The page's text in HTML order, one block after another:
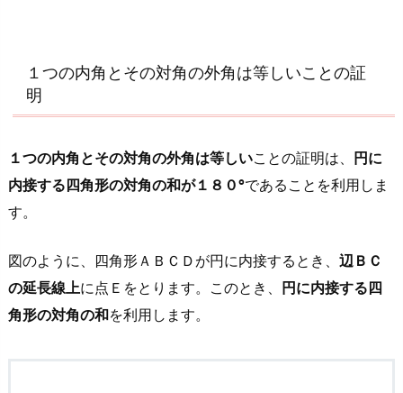
１つの内角とその対角の外角は等しいことの証
明
１つの内角とその対角の外角は等しいことの証明は、 円に
内接する四角形の対角の和が１８０°であることを利用しま
す。
図のように、四角形ＡＢＣＤが円に内接するとき、 辺ＢＣ
の延長線上に点Ｅをとります。このとき、 円に内接する四
角形の対角の和を利用します。